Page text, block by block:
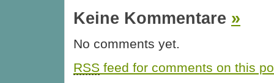
Keine Kommentare »
No comments yet.
RSS feed for comments on this